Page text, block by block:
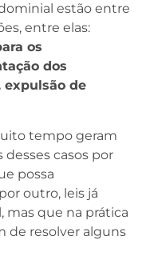
estão entre
entre elas:
os
dos
expulsão de
tempo geram
casos por
possa
outro, leis já
mas que na prática
de resolver alguns